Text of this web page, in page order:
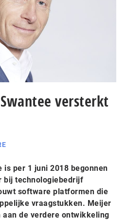
versterkt
is per 1 juni 2018 begonnen
bij technologiebedrijf
software platformen die
vraagstukken. Meijer
de verdere ontwikkeling